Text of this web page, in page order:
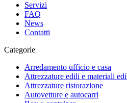
Servizi
FAQ
News
Contatti
Categorie
Arredamento ufficio e casa
Attrezzature edili e materiali
Attrezzature ristorazione
Autovetture e autocarri